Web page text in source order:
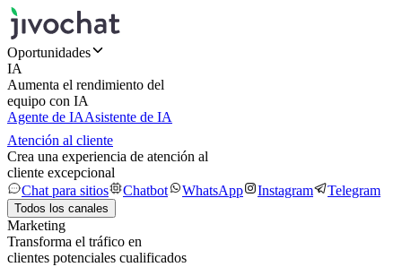
Oportunidades
IA
Aumenta el rendimiento del
equipo con IA
Agente de IAAsistente de IA
Atención al cliente
Crea una experiencia de atención al
cliente excepcional
Chat para sitios
Chatbot WhatsApp Instagram Telegram
Todos los canales
Marketing
Transforma el tráfico en
clientes potenciales cualificados